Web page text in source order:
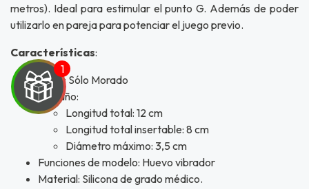
metros). Ideal para estimular el punto G. Además de poder
utilizarlo en pareja para potenciar el juego previo.
Características:
Color: Sólo Morado
Tamaño:
Longitud total: 12 cm
Longitud total insertable: 8 cm
Diámetro máximo: 3,5 cm
Funciones de modelo: Huevo vibrador
Material: Silicona de grado médico.